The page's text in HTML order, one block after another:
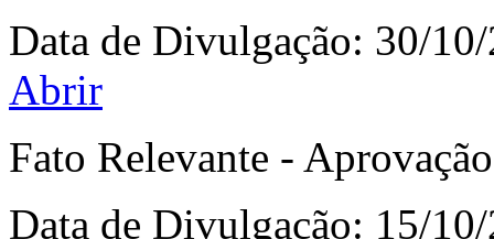
Data de Divulgação: 30/
Abrir
Fato Relevante -
Data de Divulgação: 15/